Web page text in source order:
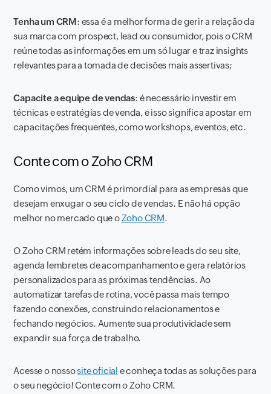
Tenha um CRM: essa é a melhor forma de gerir a relação da
sua marca com prospect, lead ou consumidor, pois o CRM
reúne todas as informações em um só lugar e traz insights
relevantes para a tomada de decisões mais assertivas;
Capacite a equipe de vendas: é necessário investir em
técnicas e estratégias de venda, e isso significa apostar em
capacitações frequentes, como workshops, eventos, etc.
Conte com o Zoho CRM
Como vimos, um CRM é primordial para as empresas que
desejam enxugar o seu ciclo de vendas. E não há opção
melhor no mercado que o Zoho CRM.
O Zoho CRM retém informações sobre leads do seu site,
agenda lembretes de acompanhamento e gera relatórios
personalizados para as próximas tendências. Ao
automatizar tarefas de rotina, você passa mais tempo
fazendo conexões, construindo relacionamentos e
fechando negócios. Aumente sua produtividade sem
expandir sua força de trabalho.
Acesse o nossosite oficial e conheça todas as soluções para
o seu negócio! Conte com o Zoho CRM.